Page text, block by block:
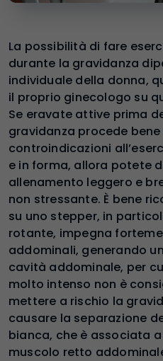
La possibilità di fare
durante la gravidanza
individuale della donna,
il proprio ginecologo su
Se eravate attive prima
gravidanza procede
controindicazioni
e in forma, allora potete
allenamento leggero e
non stressante. È bene
su uno stepper, in
rotante, impegna
addominali, generando
cavità addominale, per
molto intenso non è
mettere a rischio la
causare la separazione
bianca, che è associata
muscolo retto